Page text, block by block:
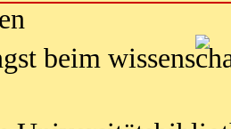
beim